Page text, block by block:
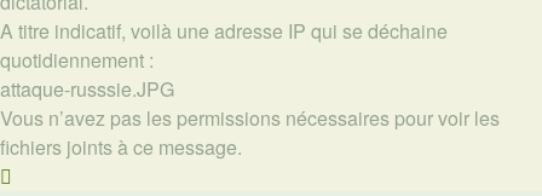
A titre indicatif, voilà une adresse IP qui se déchaine
quotidiennement :
attaque-russsie.JPG
Vous n’avez pas les permissions nécessaires pour voir les
fichiers joints à ce message.